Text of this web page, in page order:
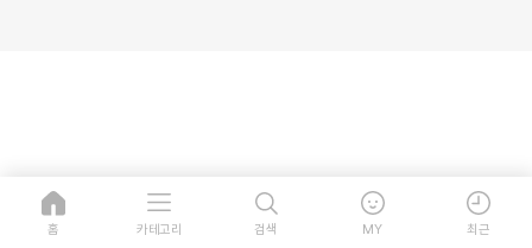
홈 카테고리 검색 MY 최근